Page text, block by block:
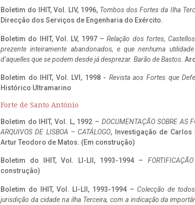
Boletim do IHIT, Vol. LIV, 1996, Tombos dos Fortes da Ilha
Direcção dos Serviços de Engenharia do Exército.
Boletim do IHIT, Vol. LV, 1997 –Relação dos fortes,
prezente inteiramente abandonados, e que nenhuma
d’aquelles que se podem desde já desprezar. Barão de Bastos.
Boletim do IHIT, Vol. LVI, 1998 - Revista aos Fortes que
Histórico Ultramarino
Forte de Santo António
Boletim do IHIT, Vol. L, 1992 – DOCUMENTAÇÃO SOBRE AS
ARQUIVOS DE LISBOA – CATÁLOGO, Investigação de
Artur Teodoro de Matos. (Em construção)
Boletim do IHIT, Vol. LI-LII, 1993-1994 –
construção)
Boletim do IHIT, Vol. LI-LII, 1993-1994 – Colecção de
jurisdição da cidade na ilha Terceira, com a indicação da